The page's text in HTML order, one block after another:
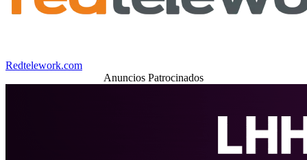
Redtelework.com
Anuncios Patrocinados